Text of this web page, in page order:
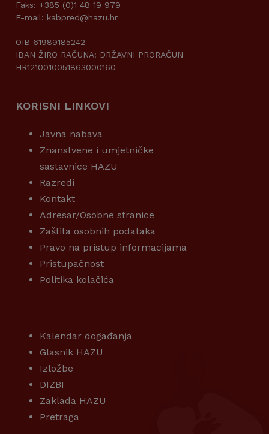
Faks: +385 (0)1 48 19 979
E-mail: kabpred@hazu.hr
OIB 61989185242
IBAN ŽIRO RAČUNA: DRŽAVNI PRORAČUN
HR1210010051863000160
KORISNI LINKOVI
Javna nabava
Znanstvene i umjetničke
sastavnice HAZU
Razredi
Kontakt
Adresar/Osobne stranice
Zaštita osobnih podataka
Pravo na pristup informacijama
Pristupačnost
Politika kolačića
Kalendar događanja
Glasnik HAZU
Izložbe
DIZBI
Zaklada HAZU
Pretraga